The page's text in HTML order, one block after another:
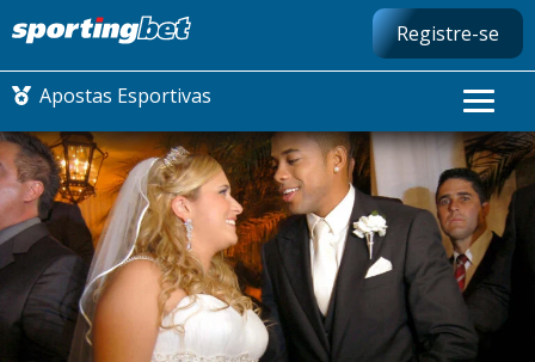
Registre-se
Apostas Esportivas
CONMEBOL LIBERTADORES
FUTEBOL NACIONAL
FUTEBOL INTERNACIONAL